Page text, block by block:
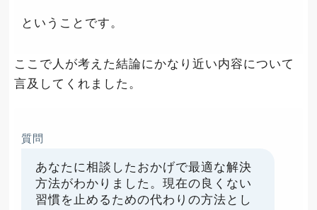
ということです。
ここで人が考えた結論にかなり近い内容について
言及してくれました。
質問
あなたに相談したおかげで最適な解決
方法がわかりました。現在の良くない
習慣を止めるための代わりの方法とし